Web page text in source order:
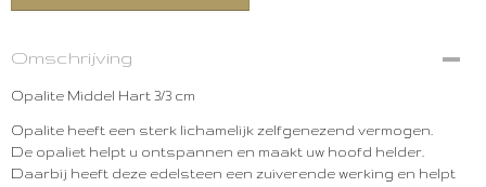
Omschrijving
Opalite Middel Hart 3/3 cm
Opalite heeft een sterk lichamelijk zelfgenezend vermogen.
De opaliet helpt u ontspannen en maakt uw hoofd helder.
Daarbij heeft deze edelsteen een zuiverende werking en helpt